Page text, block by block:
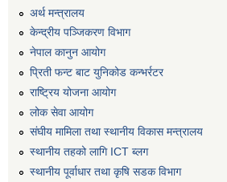
अर्थ मन्त्रालय
केन्द्रीय पञ्जिकरण विभाग
नेपाल कानुन आयोग
प्रिती फन्ट बाट युनिकोड कन्भर्रटर
राष्ट्रिय योजना आयोग
लोक सेवा आयोग
संघीय मामिला तथा स्थानीय विकास मन्त्रालय
स्थानीय तहको लागि ICT ब्लग
स्थानीय पूर्वाधार तथा कृषि सडक विभाग